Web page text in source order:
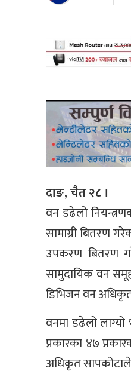
दाङ, चैत २८ ।
वन डढेलो
सामाग्री बितरण
उपकरण बितरण
सामुदायिक वन
डिभिजन वन
वनमा डढेलो लाग्यो
प्रकारका ४७
अधिकृत सापकोटाले